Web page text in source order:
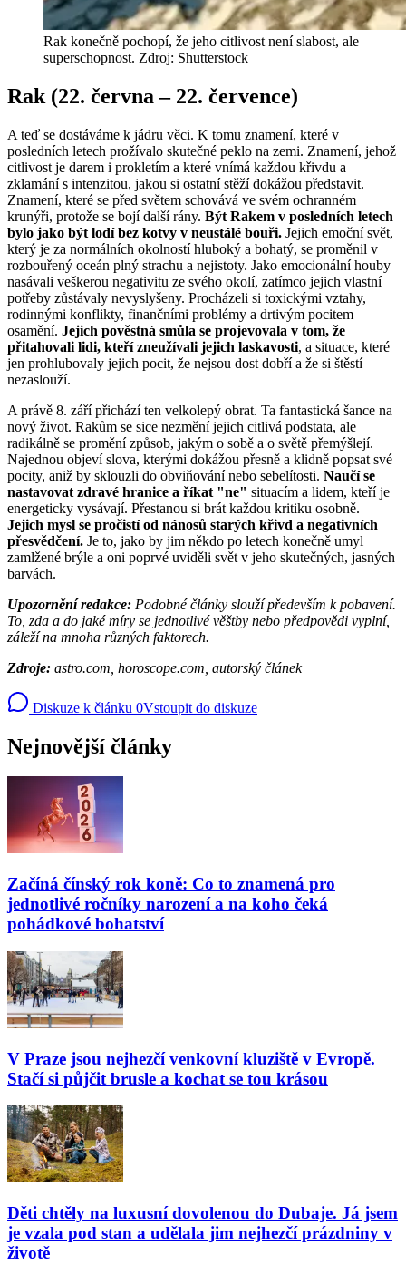
Rak konečně pochopí, že jeho citlivost není slabost, ale
superschopnost. Zdroj: Shutterstock
Rak (22. června – 22. července)
A teď se dostáváme k jádru věci. K tomu znamení, které v
posledních letech prožívalo skutečné peklo na zemi. Znamení, jehož
citlivost je darem i prokletím a které vnímá každou křivdu a
zklamání s intenzitou, jakou si ostatní stěží dokážou představit.
Znamení, které se před světem schovává ve svém ochranném
krunýři, protože se bojí další rány. Být Rakem v posledních letech
bylo jako být lodí bez kotvy v neustálé bouři. Jejich emoční svět,
který je za normálních okolností hluboký a bohatý, se proměnil v
rozbouřený oceán plný strachu a nejistoty. Jako emocionální houby
nasávali veškerou negativitu ze svého okolí, zatímco jejich vlastní
potřeby zůstávaly nevyslyšeny. Procházeli si toxickými vztahy,
rodinnými konflikty, finančními problémy a drtivým pocitem
osamění. Jejich pověstná smůla se projevovala v tom, že
přitahovali lidi, kteří zneužívali jejich laskavosti, a situace, které
jen prohlubovaly jejich pocit, že nejsou dost dobří a že si štěstí
nezaslouží.
A právě 8. září přichází ten velkolepý obrat. Ta fantastická šance na
nový život. Rakům se sice nezmění jejich citlivá podstata, ale
radikálně se promění způsob, jakým o sobě a o světě přemýšlejí.
Najednou objeví slova, kterými dokážou přesně a klidně popsat své
pocity, aniž by sklouzli do obviňování nebo sebelítosti. Naučí se
nastavovat zdravé hranice a říkat "ne" situacím a lidem, kteří je
energeticky vysávají. Přestanou si brát každou kritiku osobně.
Jejich mysl se pročistí od nánosů starých křivd a negativních
přesvědčení. Je to, jako by jim někdo po letech konečně umyl
zamlžené brýle a oni poprvé uviděli svět v jeho skutečných, jasných
barvách.
Upozornění redakce: Podobné články slouží především k pobavení.
To, zda a do jaké míry se jednotlivé věštby nebo předpovědi vyplní,
záleží na mnoha různých faktorech.
Zdroje: astro.com, horoscope.com, autorský článek
Diskuze k článku 0Vstoupit do diskuze
Nejnovější články
Začíná čínský rok koně: Co to znamená pro
jednotlivé ročníky narození a na koho čeká
pohádkové bohatství
V Praze jsou nejhezčí venkovní kluziště v Evropě.
Stačí si půjčit brusle a kochat se tou krásou
Děti chtěly na luxusní dovolenou do Dubaje. Já jsem
je vzala pod stan a udělala jim nejhezčí prázdniny v
životě